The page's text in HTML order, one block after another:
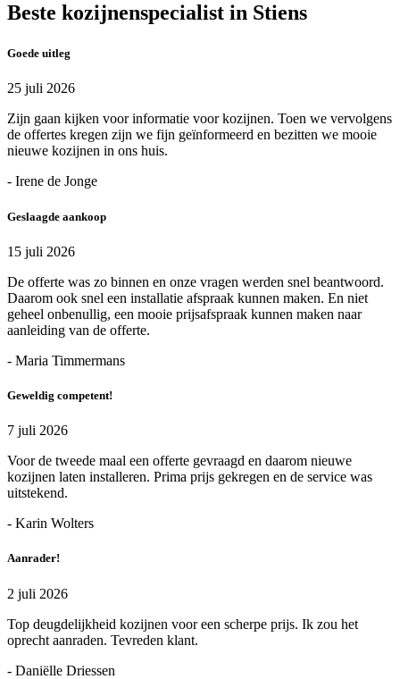
Beste kozijnenspecialist in Stiens
Goede uitleg
25 juli 2026
Zijn gaan kijken voor informatie voor kozijnen. Toen we vervolgens
de offertes kregen zijn we fijn geïnformeerd en bezitten we mooie
nieuwe kozijnen in ons huis.
- Irene de Jonge
Geslaagde aankoop
15 juli 2026
De offerte was zo binnen en onze vragen werden snel beantwoord.
Daarom ook snel een installatie afspraak kunnen maken. En niet
geheel onbenullig, een mooie prijsafspraak kunnen maken naar
aanleiding van de offerte.
- Maria Timmermans
Geweldig competent!
7 juli 2026
Voor de tweede maal een offerte gevraagd en daarom nieuwe
kozijnen laten installeren. Prima prijs gekregen en de service was
uitstekend.
- Karin Wolters
Aanrader!
2 juli 2026
Top deugdelijkheid kozijnen voor een scherpe prijs. Ik zou het
oprecht aanraden. Tevreden klant.
- Daniëlle Driessen